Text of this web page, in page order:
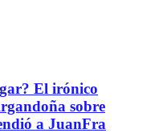
El irónico
sobre
a JuanFra